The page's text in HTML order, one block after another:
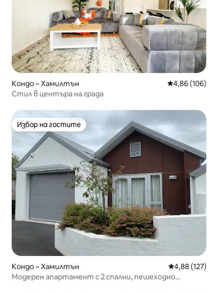
Кондо – Хамилтън Средна
4,86 (106)
Стил в центъра на града
Избор на гостите
Избор на гостите
Кондо – Хамилтън Средна
4,88 (127)
Модерен апартамент с 2 спални, пешеходно